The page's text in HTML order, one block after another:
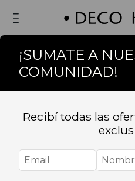
¡SUMATE A
COMUNIDAD!
Recibí todas las